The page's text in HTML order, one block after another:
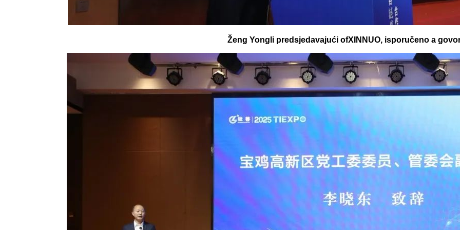
Ženg Yongli predsjedavajući ofXINNUO, isporučeno a